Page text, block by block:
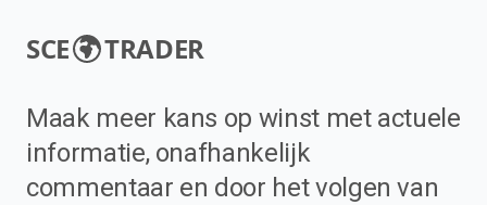
SCE TRADER
Maak meer kans op winst met actuele
informatie, onafhankelijk
commentaar en door het volgen van